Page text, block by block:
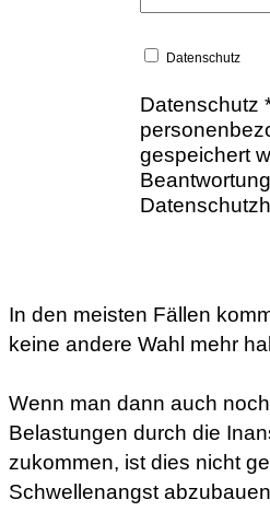
Datenschutz
Datenschutz
gespeichert
In den meisten Fällen
keine andere Wahl mehr
Wenn man dann auch
Belastungen durch die
zukommen, ist dies nicht
Schwellenangst